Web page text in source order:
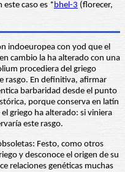
este caso es *bhel-3 (florecer,
indoeuropea con yod que el
cambio la ha alterado con una
procediera del griego
rasgo. En definitiva, afirmar
barbaridad desde el punto
porque conserva en latín
griego ha alterado: si viniera
este rasgo.
Festo, como otros
y desconoce el origen de su
relaciones genéticas muchas